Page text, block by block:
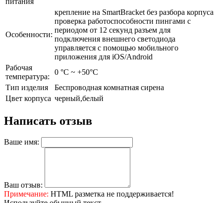
Особенности:
крепление на SmartBracket без разбора корпуса
проверка работоспособности пингами с
периодом от 12 секунд разъем для
подключения внешнего светодиода
управляется c помощью мобильного
приложения для iOS/Android
Рабочая
температура:
0 °С ~ +50°С
Тип изделия
Беспроводная комнатная сирена
Цвет корпуса черный,белый
Написать отзыв
Ваше имя:
Ваш отзыв:
Примечание: HTML разметка не поддерживается!